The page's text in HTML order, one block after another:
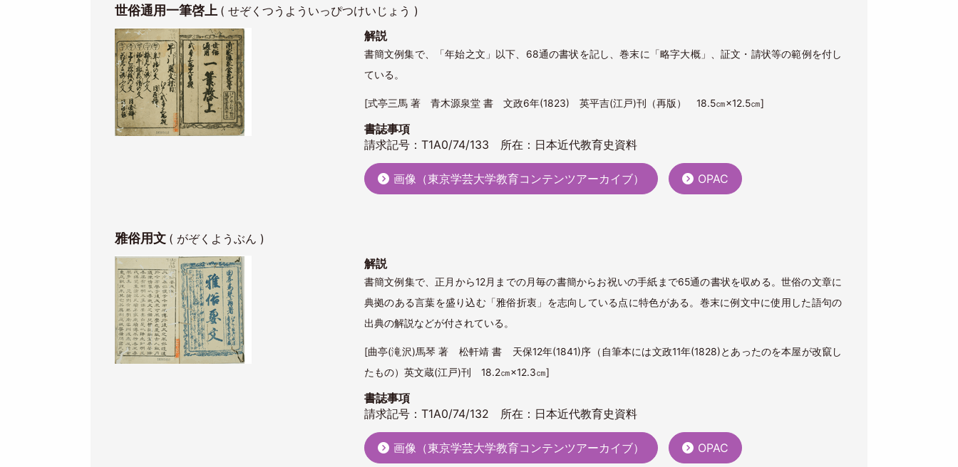
世俗通用一筆啓上 ( せぞくつうよういっぴつけいじょう )
Image
解説
書簡文例集で、「年始之文」以下、68通の書状を記し、巻末に「略字大概」、証文・請状等の範例を付し
ている。
[式亭三馬 著 青木源泉堂 書 文政6年(1823) 英平吉(江戸)刊（再版） 18.5㎝×12.5㎝]
書誌事項
請求記号：T1A0/74/133 所在：日本近代教育史資料
画像（東京学芸大学教育コンテンツアーカイブ） OPAC
雅俗用文 ( がぞくようぶん )
Image
解説
書簡文例集で、正月から12月までの月毎の書簡からお祝いの手紙まで65通の書状を収める。世俗の文章に
典拠のある言葉を盛り込む「雅俗折衷」を志向している点に特色がある。巻末に例文中に使用した語句の
出典の解説などが付されている。
[曲亭(滝沢)馬琴 著 松軒靖 書 天保12年(1841)序（自筆本には文政11年(1828)とあったのを本屋が改竄し
たもの）英文蔵(江戸)刊 18.2㎝×12.3㎝]
書誌事項
請求記号：T1A0/74/132 所在：日本近代教育史資料
画像（東京学芸大学教育コンテンツアーカイブ） OPAC